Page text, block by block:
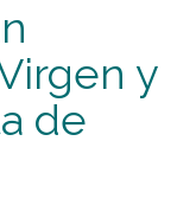
y
de